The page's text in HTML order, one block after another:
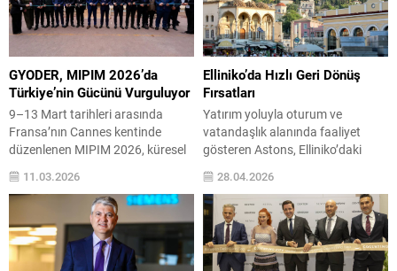
GYODER, MIPIM 2026’da
Türkiye’nin Gücünü Vurguluyor
9–13 Mart tarihleri arasında
Fransa’nın Cannes kentinde
düzenlenen MIPIM 2026, küresel
gayrimenkul sektörünü şehirlerin
dönüşümü, teknoloji ve
sürdürülebilir kent modelleri
odağında bir araya getirdi.
Türkiye gayrimenkul sektörünün
çatı kuruluşu GYODER, fuarda
11.03.2026
Elliniko’da Hızlı Geri Dönüş
Fırsatları
Yatırım yoluyla oturum ve
vatandaşlık alanında faaliyet
gösteren Astons, Elliniko’daki
yüksek potansiyelli projeleri ve
teslime hazır gayrimenkul
yatırımlarını İzmir ve İstanbul’da
yatırımcılarla buluşturacak.
Astons, Türkiye’deki yatırımcıları
uluslararası gayrimenkul
28.04.2026